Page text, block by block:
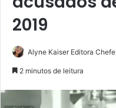
2019
Alyne Kaiser Editora Chefe
2 minutos de leitura